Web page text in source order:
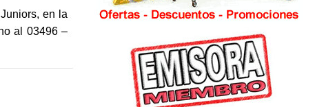
en la
al 03496 –